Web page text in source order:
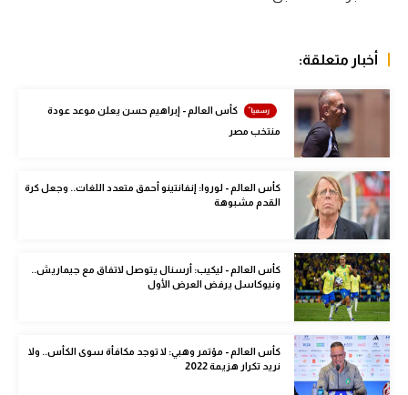
كرة السلة الأمريكية
كرة سلة
كرة يد
كرة طائرة
الوطن العربي
رياضة نسائية
آسيا
أمريكا
أخبار متعلقة:
كأس العالم - إبراهيم حسن يعلن موعد عودة
منتخب مصر
كأس العالم - لوروا: إنفانتينو أحمق متعدد اللغات.. وجعل كرة
القدم مشبوهة
كأس العالم - ليكيب: أرسنال يتوصل لاتفاق مع جيماريش..
ونيوكاسل يرفض العرض الأول
كأس العالم - مؤتمر وهبي: لا توجد مكافأة سوى الكأس.. ولا
نريد تكرار هزيمة 2022